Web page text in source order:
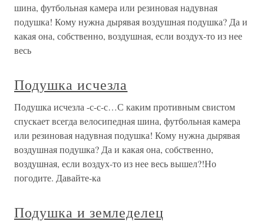
шина, футбольная камера или резиновая надувная
подушка! Кому нужна дырявая воздушная подушка? Да и
какая она, собственно, воздушная, если воздух-то из нее
весь
Подушка исчезла
Подушка исчезла -с-с-с…С каким противным свистом
спускает всегда велосипедная шина, футбольная камера
или резиновая надувная подушка! Кому нужна дырявая
воздушная подушка? Да и какая она, собственно,
воздушная, если воздух-то из нее весь вышел?!Но
погодите. Давайте-ка
Подушка и земледелец